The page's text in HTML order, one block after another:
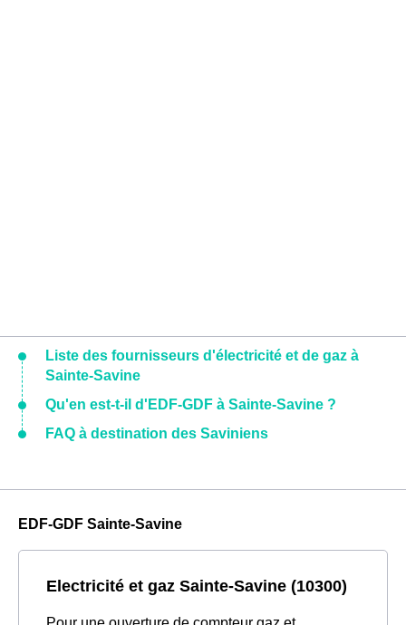
Liste des fournisseurs d'électricité et de gaz à
Sainte-Savine
Qu'en est-t-il d'EDF-GDF à Sainte-Savine ?
FAQ à destination des Saviniens
EDF-GDF Sainte-Savine
Electricité et gaz Sainte-Savine (10300)